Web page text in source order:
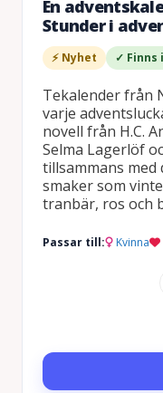
En
Stunder i
⚡ Nyhet ✓ Finns
Tekalender från
varje
novell från H.C.
Selma Lagerlöf
tillsammans
smaker som
tranbär, ros och
Passar till: Kvinna